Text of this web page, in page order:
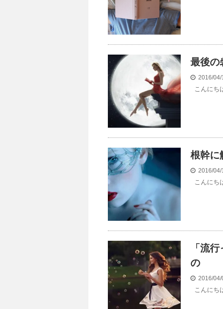
最後の
2016/04/
こんにち
根幹に
2016/04/
こんにち
「流
の
2016/04/
こんにち